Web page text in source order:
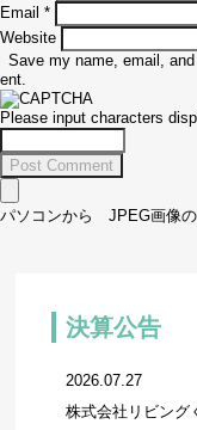
Email *
Website
Save my name, email,
ent.
Please input characters
パソコンから JPEG画像
決算公告
2026.07.27
株式会社リビング